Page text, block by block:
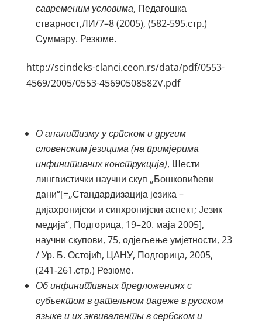
савременим условима, Педагошка
стварност,ЛИ/7–8 (2005), (582‑595.стр.)
Суммарy. Резюме.
http://scindeks-clanci.ceon.rs/data/pdf/0553-
4569/2005/0553-45690508582V.pdf
О аналитизму у српском и другим
словенским језицима (на примјерима
инфинитивних конструкција), Шести
лингвистички научни скуп „Бошковићеви
дани“[=„Стандардизација језика –
дијахронијски и синхронијски аспект; Језик
медија“, Подгорица, 19–20. маја 2005],
научни скупови, 75, одјељење умјетности, 23
/ Ур. Б. Остојић, ЦАНУ, Подгорица, 2005,
(241‑261.стр.) Резюме.
Об инфинитивных предложениях с
субъектом в дательном падеже в русском
языке и их эквиваленты в сербском и